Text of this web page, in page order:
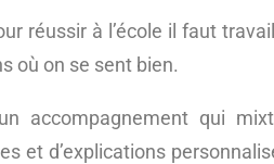
réussir à l’école il faut
où on se sent bien.
accompagnement qui
et d’explications